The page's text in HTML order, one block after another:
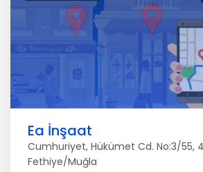
Ea İnşaat
Cumhuriyet, Hükümet Cd. No:3/55,
Fethiye/Muğla